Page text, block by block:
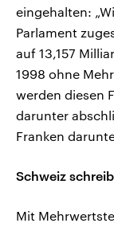
eingehalten:
Parlament
auf 13,157
1998 ohne
werden diesen
darunter
Franken
Schweiz
Mit